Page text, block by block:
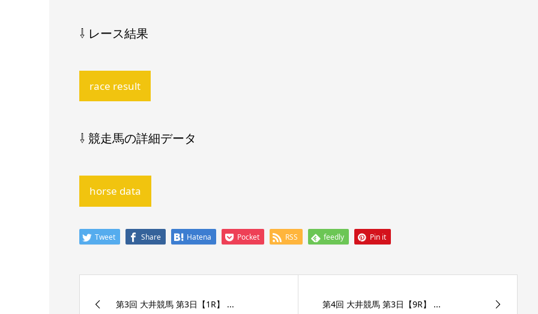
⇩ レース結果
race result
⇩ 競走馬の詳細データ
horse data
Tweet Share Hatena Pocket RSS feedly Pin it
第3回 大井競馬 第3日【1R】 ... 第4回 大井競馬 第3日【9R】 ...